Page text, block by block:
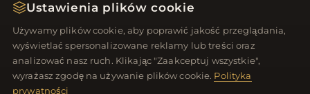
Ustawienia plików cookie
Używamy plików cookie, aby poprawić jakość przeglądania,
wyświetlać spersonalizowane reklamy lub treści oraz
analizować nasz ruch. Klikając "Zaakceptuj wszystkie",
wyrażasz zgodę na używanie plików cookie. Polityka
prywatności
Wypisz się z newslettera
SZYBKIE LINKI
Nowe produkty
ŚLEDŹ NAS